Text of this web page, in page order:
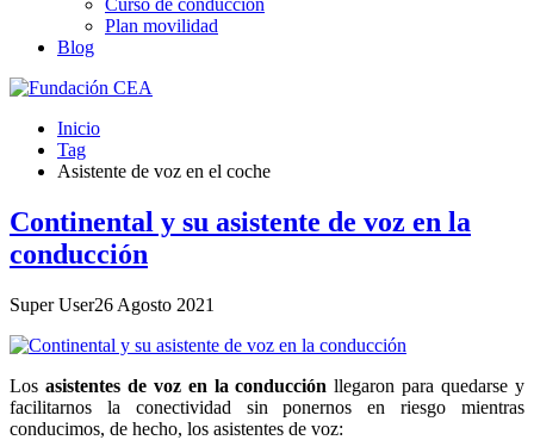
Curso de conducción
Plan movilidad
Blog
Inicio
Tag
Asistente de voz en el coche
Continental y su asistente de voz en la
conducción
Super User26 Agosto 2021
Los asistentes de voz en la conducción llegaron para quedarse y
facilitarnos la conectividad sin ponernos en riesgo mientras
conducimos, de hecho, los asistentes de voz: